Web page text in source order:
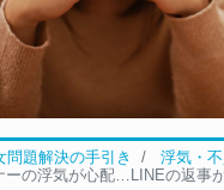
問題解決の手引き
浮気・
気が心配…LINEの返事が遅いときの考え方と対